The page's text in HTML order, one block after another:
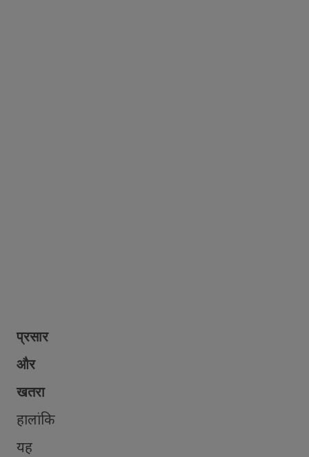
प्रसार
और
खतरा
हालांकि
यह